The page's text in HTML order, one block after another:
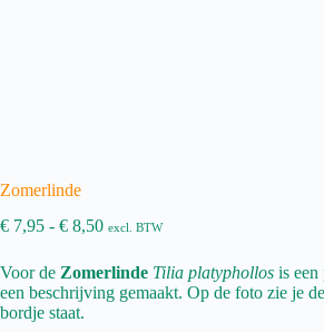
Zomerlinde
€ 7,95 - € 8,50Prijsklasse:
tot
€ 8,50
excl. BTW
Voor de Zomerlinde Tilia platyphollos is een
een beschrijving gemaakt. Op de foto zie je
bordje staat.